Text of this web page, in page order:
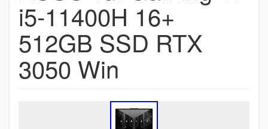
i5-11400H 16+
512GB SSD RTX
3050 Win